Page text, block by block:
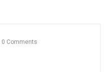
0 Comments